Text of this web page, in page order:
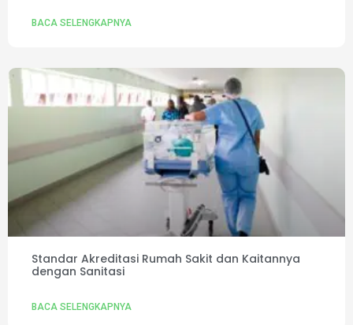
BACA SELENGKAPNYA
Standar Akreditasi Rumah Sakit dan Kaitannya
dengan Sanitasi
BACA SELENGKAPNYA